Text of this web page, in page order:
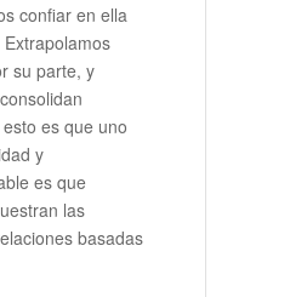
confiar en ella
su parte, y
es que uno
y
es que
las
basadas